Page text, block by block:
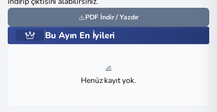
PDF İndir / Yazdır
Bu Ayın En İyileri
Henüz kayıt yok.